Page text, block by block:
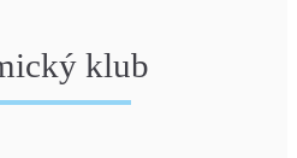
klub